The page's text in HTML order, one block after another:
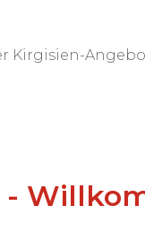
Kirgisien-
-